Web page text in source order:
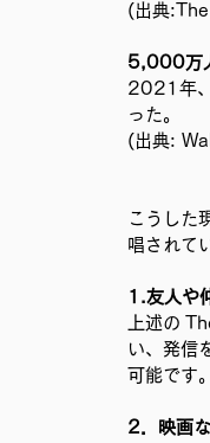
(出典
5,000万
2021年
った。
(出典:
こうした
唱されて
1.友人や
上述の
い、発信
可能です。
2．映画